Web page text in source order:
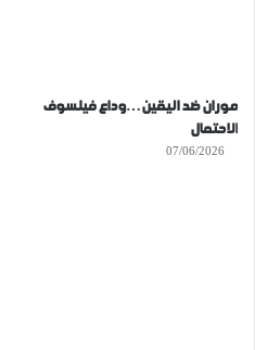
موران ضد اليقين…وداع فيلسوف
الاحتمال
07/06/2026